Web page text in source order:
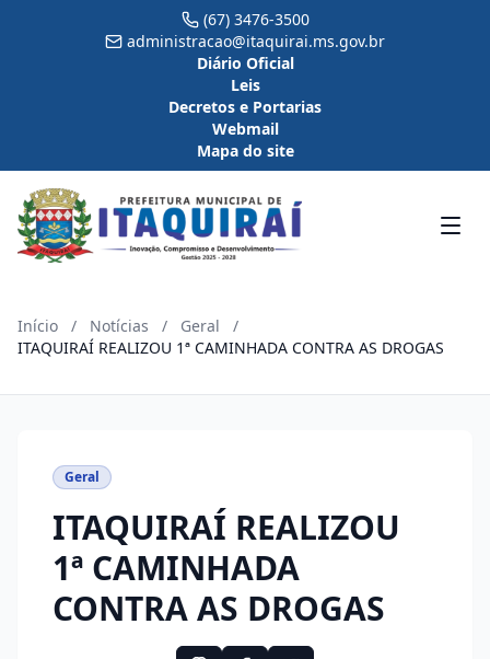
(67) 3476-3500
administracao@itaquirai.ms.gov.br
Diário Oficial
Leis
Decretos e Portarias
Webmail
Mapa do site
Início / Notícias / Geral
/
ITAQUIRAÍ REALIZOU 1ª CAMINHADA CONTRA AS DROGAS
Geral
ITAQUIRAÍ REALIZOU
1ª CAMINHADA
CONTRA AS DROGAS